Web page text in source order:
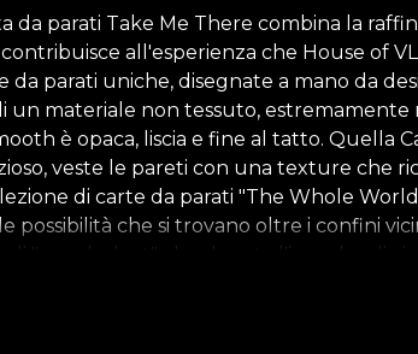
da parati Take Me There combina la
all'esperienza che House of
parati uniche, disegnate a mano da
un materiale non tessuto,
è opaca, liscia e fine al tatto.
veste le pareti con una texture che
di carte da parati "The Whole
che si trovano oltre i confini
di "wanderlust" che denota l'impulso di
a trovare la tua casa ovunque, nelle
le tradizioni culinarie di ogni